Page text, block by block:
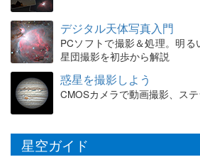
デジタル天体写真入門
PCソフトで撮影＆処理。明る
星団撮影を初歩から解説
惑星を撮影しよう
CMOSカメラで動画撮影、ス
星空ガイド